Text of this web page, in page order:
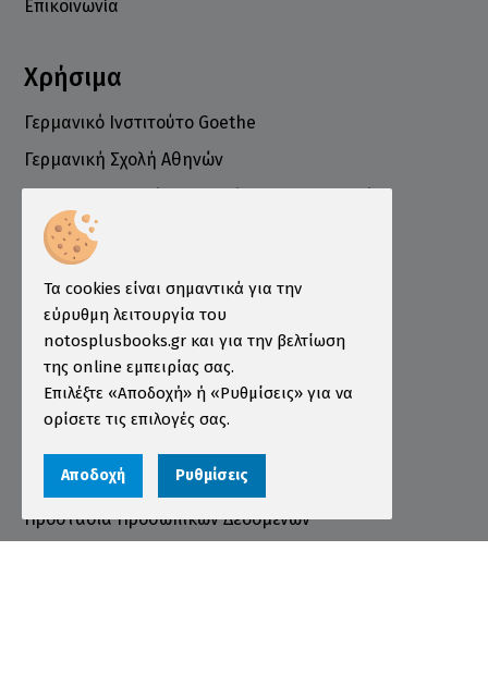
Επικοινωνία
Χρήσιμα
Γερμανικό Ινστιτούτο Goethe
Γερμανική Σχολή Αθηνών
Επιμελητήριο
Ινστιτούτο ÖSD Ελλάδας
Πληροφορίες
Τρόποι Παραγγελίας
Τρόποι Πληρωμής
Τρόποι Αποστολής
Όροι χρήσης
Προστασία Προσωπικών Δεδομένων
Τα cookies είναι σημαντικά για την
εύρυθμη λειτουργία του
notosplusbooks.gr και για την βελτίωση
της online εμπειρίας σας.
Επιλέξτε «Αποδοχή» ή «Ρυθμίσεις» για να
ορίσετε τις επιλογές σας.
Αποδοχή Ρυθμίσεις